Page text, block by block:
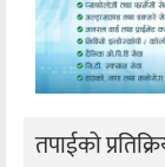
तपाईको